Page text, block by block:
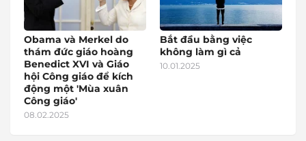
Obama và Merkel do
thám đức giáo hoàng
Benedict XVI và Giáo
hội Công giáo để kích
động một 'Mùa xuân
Công giáo'
08.02.2025
Bắt đầu bằng việc
không làm gì cả
10.01.2025